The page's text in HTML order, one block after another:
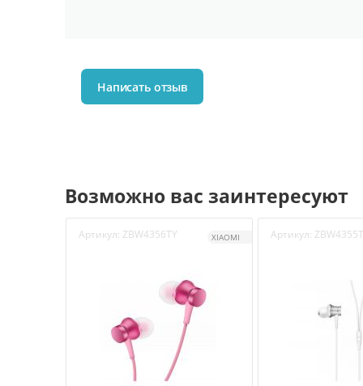
Написать отзыв
Возможно вас заинтересуют
Артикул: ZBW4356TY XIAOMI Артикул: